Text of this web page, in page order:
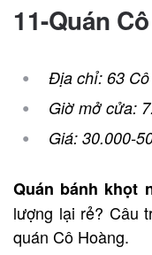
11-Quán
Địa chỉ: 63
Giờ mở cửa:
Giá: 30.000-
Quán bánh khọt
lượng lại rẻ? Câu
quán Cô Hoàng.